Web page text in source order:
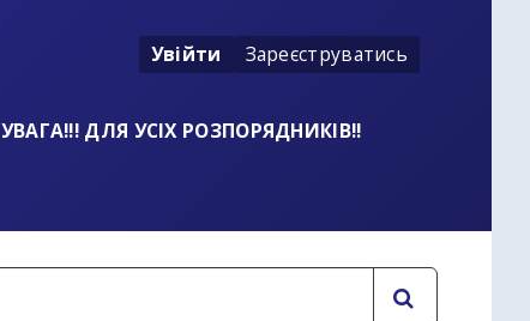
Увійти Зареєструватись
УВАГА!!! ДЛЯ УСІХ РОЗПОРЯДНИКІВ!!